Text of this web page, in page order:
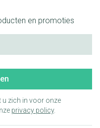
en promoties
u zich in voor onze
privacy policy.